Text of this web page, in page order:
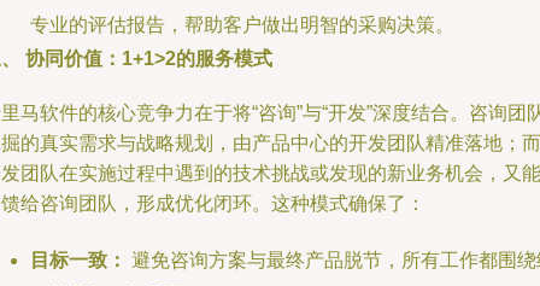
专业的评估报告，帮助客户做出明智的采购决策。
协同价值：1+1>2的服务模式
马软件的核心竞争力在于将“咨询”与“开发”深度结合。咨询团
的真实需求与战略规划，由产品中心的开发团队精准落地；而
团队在实施过程中遇到的技术挑战或发现的新业务机会，又能
给咨询团队，形成优化闭环。这种模式确保了：
目标一致： 避免咨询方案与最终产品脱节，所有工作都围绕